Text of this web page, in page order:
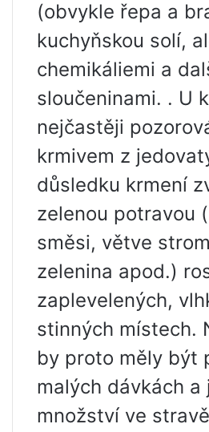
(obvykle řepa a
kuchyňskou solí,
chemikáliemi a
sloučeninami. . U
nejčastěji
krmivem z
důsledku krmení
zelenou potravou
směsi, větve
zelenina apod.)
zaplevelených,
stinných místech.
by proto měly být
malých dávkách a
množství ve